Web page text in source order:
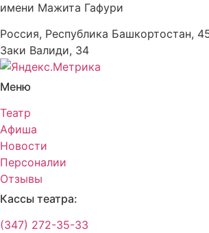
имени Мажита Гафури
Россия, Республика Башкортостан,
Заки Валиди, 34
Меню
Театр
Афиша
Новости
Персоналии
Отзывы
Кассы театра:
(347) 272-35-33